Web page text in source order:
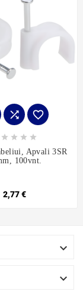
 
   
Apvali 3SR
100vnt.
2,77 €

